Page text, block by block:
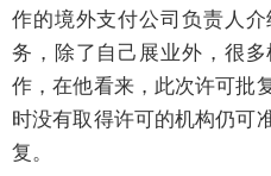
作的境外支付公司负责人
务，除了自己展业外，很
作，在他看来，此次许可批
时没有取得许可的机构仍可
复。